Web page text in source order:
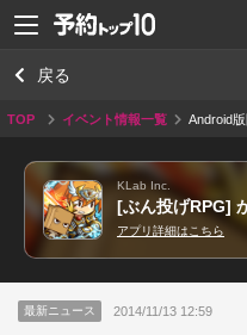
戻る
TOP イベント情報一覧 Android
KLab Inc.
[ぶん投げRPG]
アプリ詳細はこちら
最新ニュース 2014/11/13 12:59